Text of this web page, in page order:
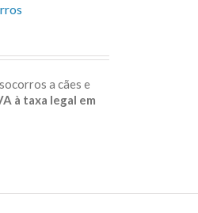
a cães e
à taxa legal em